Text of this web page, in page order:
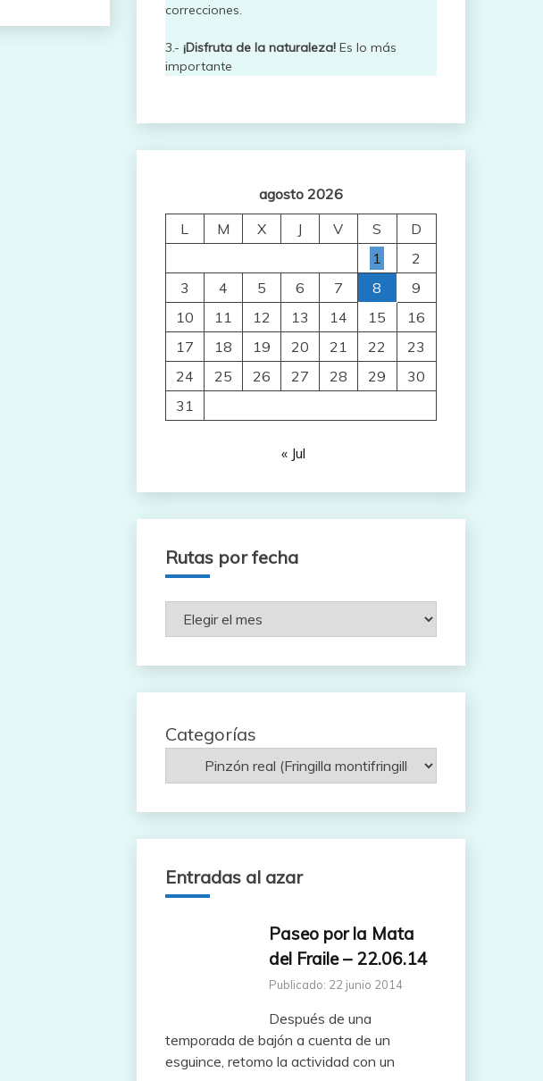
correcciones.
3.- ¡Disfruta de la naturaleza!Es lo más
importante
agosto 2026
L
M X J V S
D
1
2
3
4 5 6 7 8
9
10
11 12 13 14 15
16
17
18 19 20 21 22
23
24
25 26 27 28 29
30
31
« Jul
Rutas por fecha
Rutas
Categorías
Entradas al azar
Paseo por la Mata
del Fraile – 22.06.14
Publicado: 22 junio 2014
Después de una
temporada de bajón a cuenta de un
esguince, retomo la actividad con un